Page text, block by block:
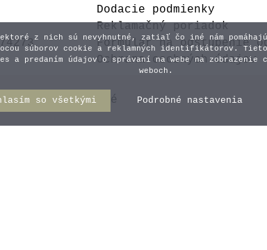
- Iniciálky - Typ
7
0,45 €
Iniciálky
Dodacie podmienky
Reklamačný poriadok
Formulár na odstúpenie
Ochrana osobných údajov
práva vyhradené
z nich sú nevyhnutné, zatiaľ čo iné nám
súborov cookie a reklamných identifikátorov.
a predaním údajov o správaní na webe na
weboch.
so všetkými Podrobné nastavenia